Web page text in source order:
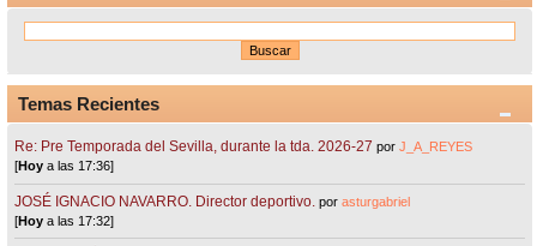
Temas Recientes
Re: Pre Temporada del Sevilla, durante la tda. 2026-27 porJ_A_REYES
[Hoy a las 17:36]
JOSÉ IGNACIO NAVARRO. Director deportivo. porasturgabriel
[Hoy a las 17:32]